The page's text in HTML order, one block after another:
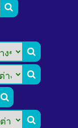




